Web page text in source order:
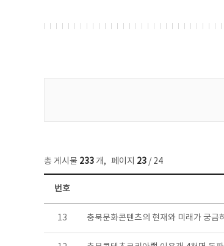
총 게시물 233 개, 페이지 23 / 24
보도자료 목록 - 번호, 제목, 작성자, 파일, 조회수, 작성일 정보 제공
번호
13 충북문화콘텐츠의 현재와 미래가 궁금